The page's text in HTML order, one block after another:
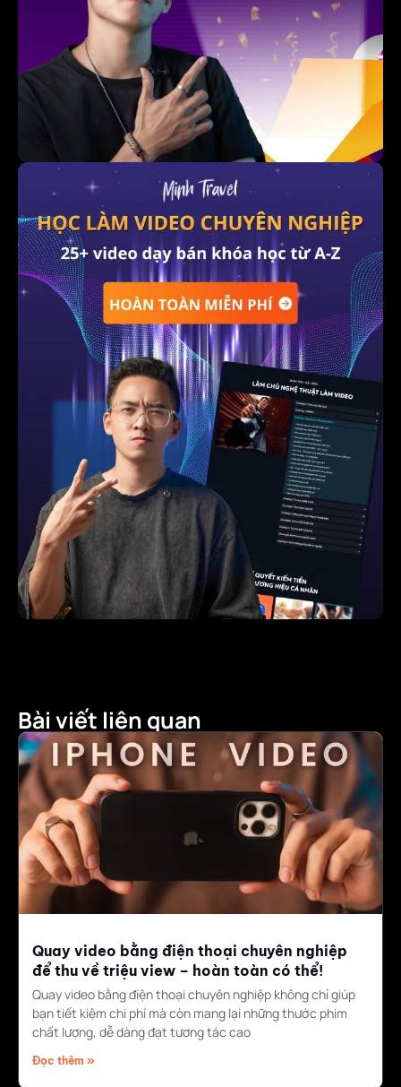
Bài viết liên quan
Quay video bằng điện thoại chuyên nghiệp
để thu về triệu view – hoàn toàn có thể!
Quay video bằng điện thoại chuyên nghiệp không chỉ giúp
bạn tiết kiệm chi phí mà còn mang lại những thước phim
chất lượng, dễ dàng đạt tương tác cao
Đọc thêm »